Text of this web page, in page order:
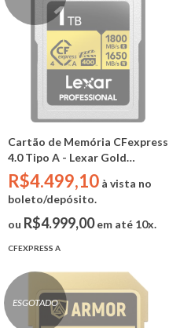
Cartão de Memória CFexpress
4.0 Tipo A - Lexar Gold
Professional 1TB (PCIe Gen 4 -
R 1800mb/s W 1650mb/s -
VPG200-8k/IP68) -
LCAGOLD001T-RNENG
R$4.499,10 à vista no
boleto/depósito.
ou R$4.999,00em até 10x.
CFEXPRESS A
ESGOTADO